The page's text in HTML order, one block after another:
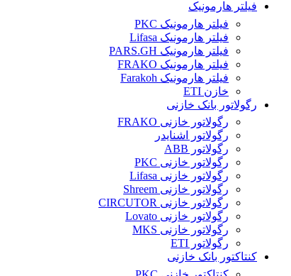
فیلتر هارمونیک
فیلتر هارمونیک PKC
فیلتر هارمونیک Lifasa
فیلتر هارمونیک PARS.GH
فیلتر هارمونیک FRAKO
فیلتر هارمونیک Farakoh
خازن ETI
رگولاتور بانک خازنی
رگولاتور خازنی FRAKO
رگولاتور اشنایدر
رگولاتور ABB
رگولاتور خازنی PKC
رگولاتور خازنی Lifasa
رگولاتور خازنی Shreem
رگولاتور خازنی CIRCUTOR
رگولاتور خازنی Lovato
رگولاتور خازنی MKS
رگولاتور ETI
کنتاکتور بانک خازنی